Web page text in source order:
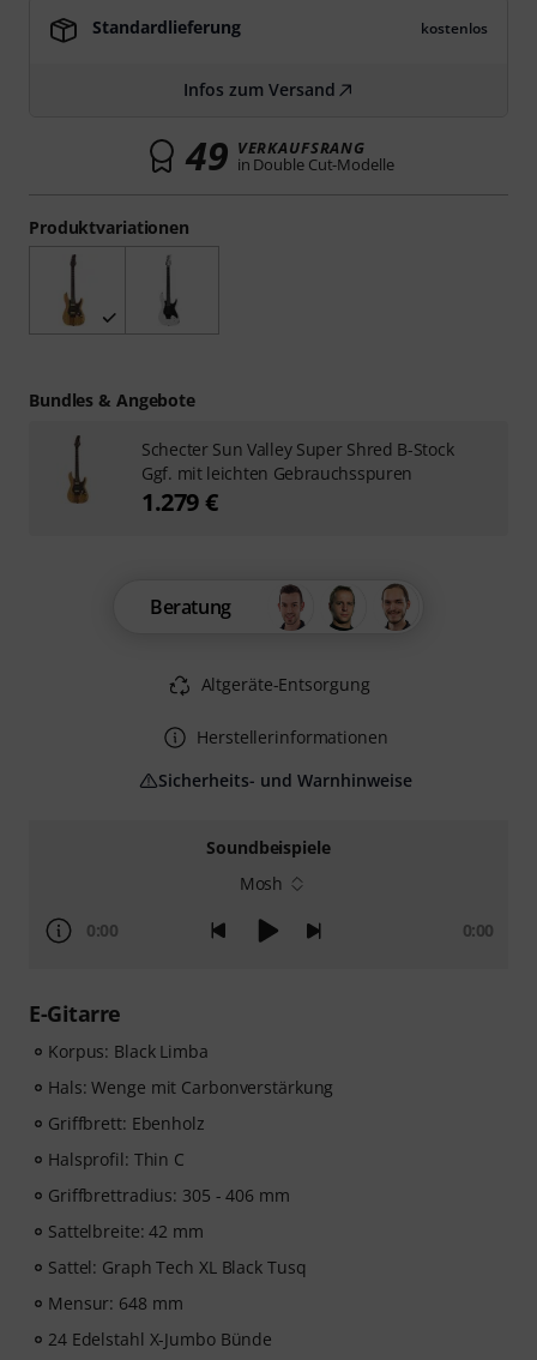
Soundbeispiele
Mosh
0:00 0:00
E-Gitarre
Korpus: Black Limba
Hals: Wenge mit Carbonverstärkung
Griffbrett: Ebenholz
Halsprofil: Thin C
Griffbrettradius: 305 - 406 mm
Sattelbreite: 42 mm
Sattel: Graph Tech XL Black Tusq
Mensur: 648 mm
24 Edelstahl X-Jumbo Bünde
Produktvariationen
Standardlieferung kostenlos
Infos zum Versand
49 VERKAUFSRANG
in Double Cut-Modelle
Beratung
Altgeräte-Entsorgung
Herstellerinformationen
Sicherheits- und Warnhinweise
Bundles & Angebote
Schecter Sun Valley Super Shred B-Stock
Ggf. mit leichten Gebrauchsspuren
1.279 €